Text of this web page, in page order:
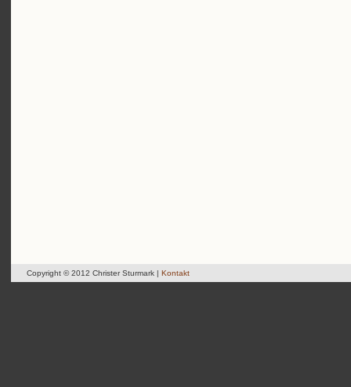
Copyright © 2012 Christer Sturmark | Kontakt